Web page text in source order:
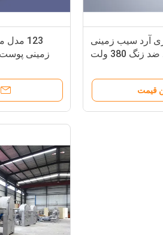
123
زمینی
آرد سیب زمینی
قیمت